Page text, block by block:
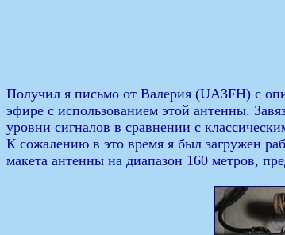
Получил я письмо от Валерия (UA3FH) с
эфире с использованием этой антенны.
уровни сигналов в сравнении с
К сожалению в это время я был загружен
макета антенны на диапазон 160 метров,